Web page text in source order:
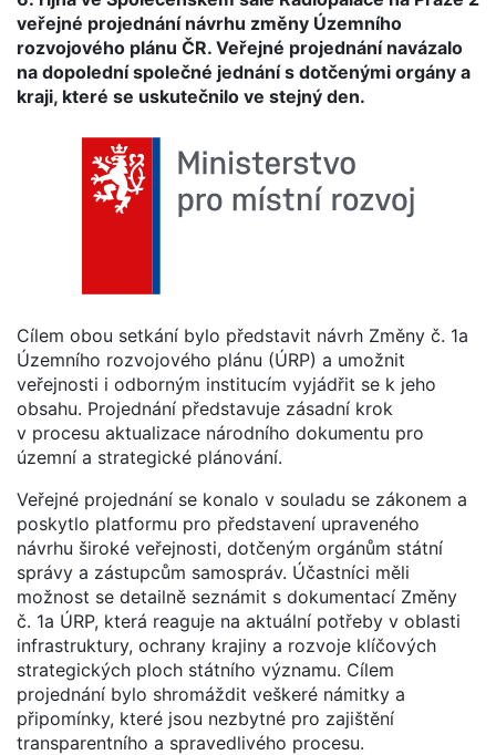
veřejné projednání návrhu změny Územního
rozvojového plánu ČR. Veřejné projednání navázalo
na dopolední společné jednání s dotčenými orgány a
kraji, které se uskutečnilo ve stejný den.
Cílem obou setkání bylo představit návrh Změny č. 1a
Územního rozvojového plánu (ÚRP) a umožnit
veřejnosti i odborným institucím vyjádřit se k jeho
obsahu. Projednání představuje zásadní krok
v procesu aktualizace národního dokumentu pro
územní a strategické plánování.
Veřejné projednání se konalo v souladu se zákonem a
poskytlo platformu pro představení upraveného
návrhu široké veřejnosti, dotčeným orgánům státní
správy a zástupcům samospráv. Účastníci měli
možnost se detailně seznámit s dokumentací Změny
č. 1a ÚRP, která reaguje na aktuální potřeby v oblasti
infrastruktury, ochrany krajiny a rozvoje klíčových
strategických ploch státního významu. Cílem
projednání bylo shromáždit veškeré námitky a
připomínky, které jsou nezbytné pro zajištění
transparentního a spravedlivého procesu.